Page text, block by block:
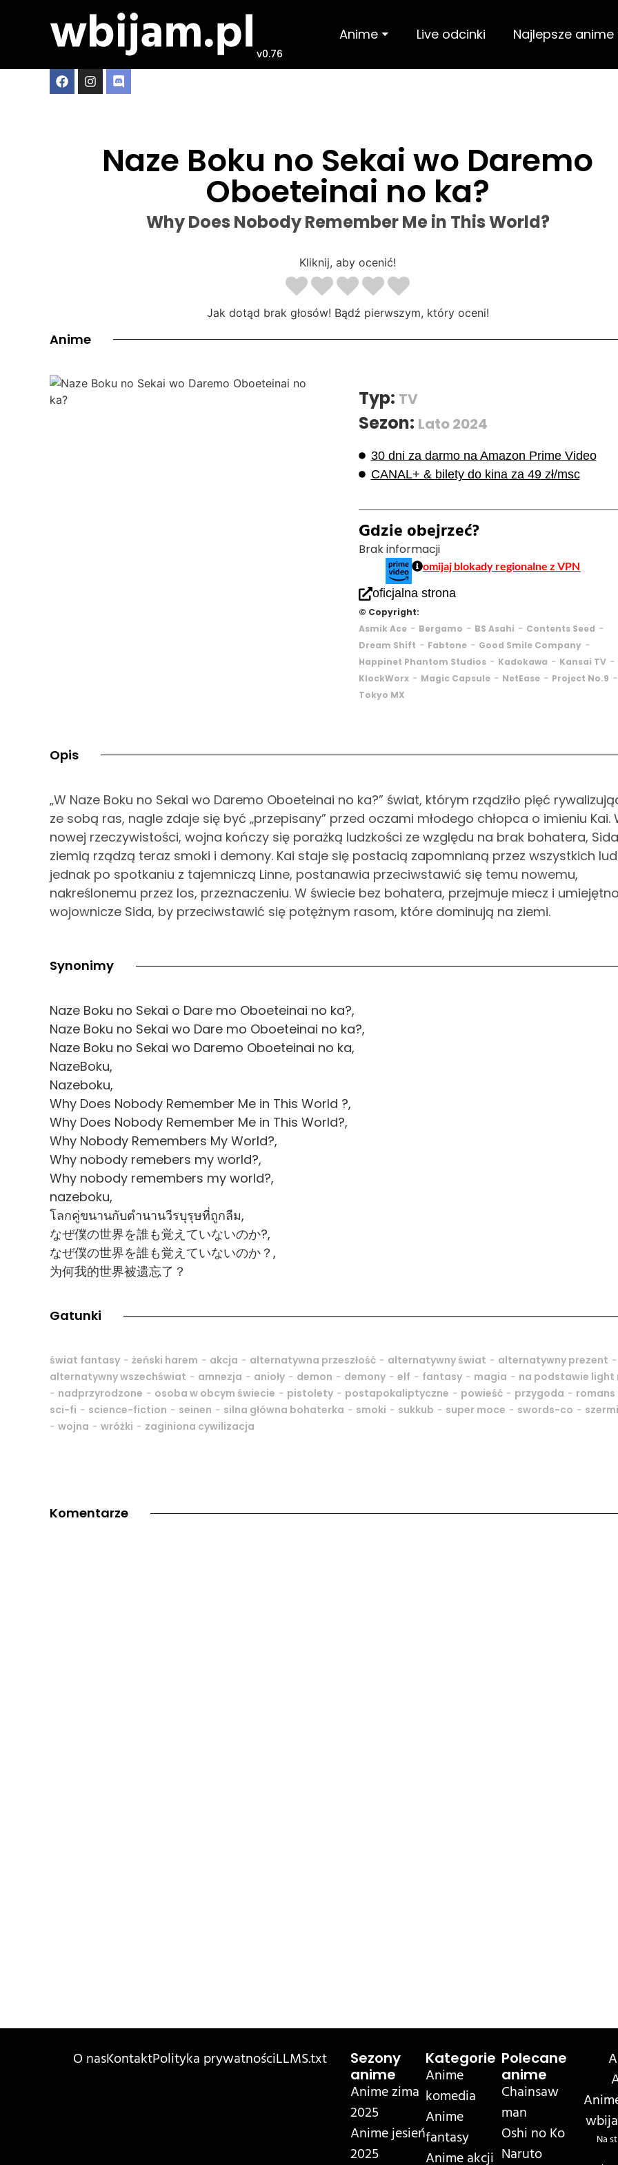
v0.76
Anime ⏷ Live odcinki Najlepsze anime
Naze Boku no Sekai wo Daremo
Oboeteinai no ka?
Why Does Nobody Remember Me in This World?
Kliknij, aby ocenić!
Jak dotąd brak głosów! Bądź pierwszym, który oceni!
Anime
Typ: TV
Sezon: Lato 2024
30 dni za darmo na Amazon Prime Video
CANAL+ & bilety do kina za 49 zł/msc
Gdzie obejrzeć?
Brak informacji
omijaj blokady regionalne z VPN
oficjalna strona
© Copyright:
Asmik Ace - Bergamo - BS Asahi - Contents Seed -
Dream Shift - Fabtone - Good Smile Company -
Happinet Phantom Studios - Kadokawa - Kansai TV -
KlockWorx - Magic Capsule - NetEase - Project No.9 -
Tokyo MX
Opis
„W Naze Boku no Sekai wo Daremo Oboeteinai no ka?” świat, którym rządziło pięć
ze sobą ras, nagle zdaje się być „przepisany” przed oczami młodego chłopca o imieniu Kai.
nowej rzeczywistości, wojna kończy się porażką ludzkości ze względu na brak bohatera,
ziemią rządzą teraz smoki i demony. Kai staje się postacią zapomnianą przez wszystkich
jednak po spotkaniu z tajemniczą Linne, postanawia przeciwstawić się temu nowemu,
nakreślonemu przez los, przeznaczeniu. W świecie bez bohatera, przejmuje miecz i
wojownicze Sida, by przeciwstawić się potężnym rasom, które dominują na ziemi.
Synonimy
Naze Boku no Sekai o Dare mo Oboeteinai no ka?,
Naze Boku no Sekai wo Dare mo Oboeteinai no ka?,
Naze Boku no Sekai wo Daremo Oboeteinai no ka,
NazeBoku,
Nazeboku,
Why Does Nobody Remember Me in This World ?,
Why Does Nobody Remember Me in This World?,
Why Nobody Remembers My World?,
Why nobody remebers my world?,
Why nobody remembers my world?,
nazeboku,
โลกคู่ขนานกับตำนานวีรบุรุษที่ถูกลืม,
なぜ僕の世界を誰も覚えていないのか?,
なぜ僕の世界を誰も覚えていないのか？,
为何我的世界被遗忘了？
Gatunki
świat fantasy - żeński harem - akcja - alternatywna przeszłość - alternatywny świat - alternatywny prezent -
alternatywny wszechświat - amnezja - anioły - demon - demony - elf - fantasy - magia - na podstawie light
- nadprzyrodzone - osoba w obcym świecie - pistolety - postapokaliptyczne - powieść - przygoda - romans
sci-fi - science-fiction - seinen - silna główna bohaterka - smoki - sukkub - super moce - swords-co -
- wojna - wróżki - zaginiona cywilizacja
Komentarze
O nasKontaktPolityka prywatnościLLMS.txt
Sezony
anime
Anime zima
2025
Anime jesień
2025
Kategorie
Anime
komedia
Anime
fantasy
Anime akcji
Polecane
anime
Chainsaw
man
Oshi no Ko
Naruto
Na